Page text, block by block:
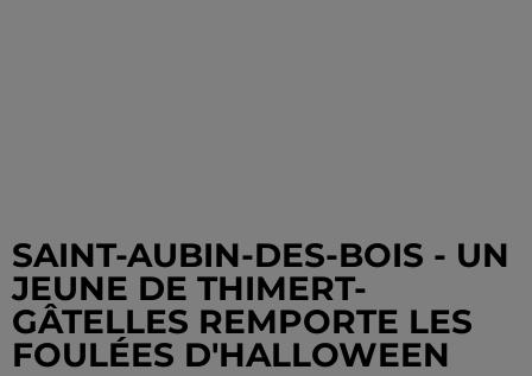
SAINT-AUBIN-DES-BOIS - UN
JEUNE DE THIMERT-
GÂTELLES REMPORTE LES
FOULÉES D'HALLOWEEN